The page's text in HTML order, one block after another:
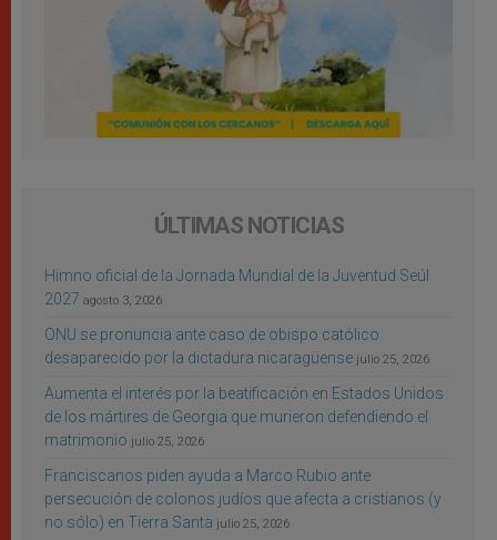
ÚLTIMAS NOTICIAS
Himno oficial de la Jornada Mundial de la Juventud Seúl
2027 agosto 3, 2026
ONU se pronuncia ante caso de obispo católico
desaparecido por la dictadura nicaragüense julio 25, 2026
Aumenta el interés por la beatificación en Estados Unidos
de los mártires de Georgia que murieron defendiendo el
matrimonio julio 25, 2026
Franciscanos piden ayuda a Marco Rubio ante
persecución de colonos judíos que afecta a cristianos (y
no sólo) en Tierra Santa julio 25, 2026